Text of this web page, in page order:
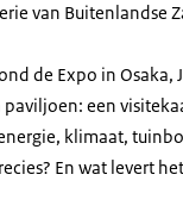
van Buitenlandse
de Expo in Osaka,
een
klimaat,
En wat levert